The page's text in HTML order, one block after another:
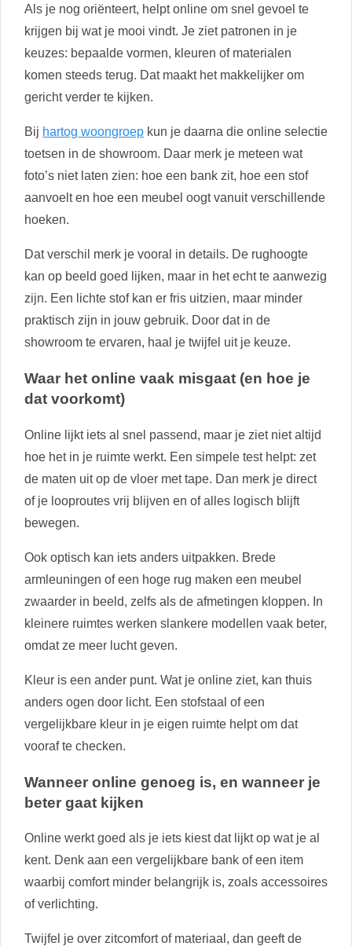
Als je nog oriënteert, helpt online om snel gevoel te
krijgen bij wat je mooi vindt. Je ziet patronen in je
keuzes: bepaalde vormen, kleuren of materialen
komen steeds terug. Dat maakt het makkelijker om
gericht verder te kijken.
Bij hartog woongroep kun je daarna die online selectie
toetsen in de showroom. Daar merk je meteen wat
foto’s niet laten zien: hoe een bank zit, hoe een stof
aanvoelt en hoe een meubel oogt vanuit verschillende
hoeken.
Dat verschil merk je vooral in details. De rughoogte
kan op beeld goed lijken, maar in het echt te aanwezig
zijn. Een lichte stof kan er fris uitzien, maar minder
praktisch zijn in jouw gebruik. Door dat in de
showroom te ervaren, haal je twijfel uit je keuze.
Waar het online vaak misgaat (en hoe je
dat voorkomt)
Online lijkt iets al snel passend, maar je ziet niet altijd
hoe het in je ruimte werkt. Een simpele test helpt: zet
de maten uit op de vloer met tape. Dan merk je direct
of je looproutes vrij blijven en of alles logisch blijft
bewegen.
Ook optisch kan iets anders uitpakken. Brede
armleuningen of een hoge rug maken een meubel
zwaarder in beeld, zelfs als de afmetingen kloppen. In
kleinere ruimtes werken slankere modellen vaak beter,
omdat ze meer lucht geven.
Kleur is een ander punt. Wat je online ziet, kan thuis
anders ogen door licht. Een stofstaal of een
vergelijkbare kleur in je eigen ruimte helpt om dat
vooraf te checken.
Wanneer online genoeg is, en wanneer je
beter gaat kijken
Online werkt goed als je iets kiest dat lijkt op wat je al
kent. Denk aan een vergelijkbare bank of een item
waarbij comfort minder belangrijk is, zoals accessoires
of verlichting.
Twijfel je over zitcomfort of materiaal, dan geeft de